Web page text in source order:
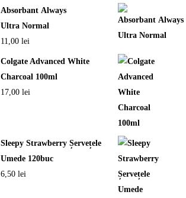
Absorbant Always
Ultra Normal
11,00 lei
Colgate Advanced White
Charcoal 100ml
17,00 lei
Sleepy Strawberry Șervețele
Umede 120buc
6,50 lei